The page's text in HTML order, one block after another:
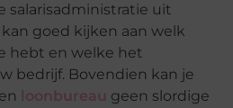
salarisadministratie uit
goed kijken aan welk
hebt en welke het
bedrijf. Bovendien kan je
loonbureau geen slordige